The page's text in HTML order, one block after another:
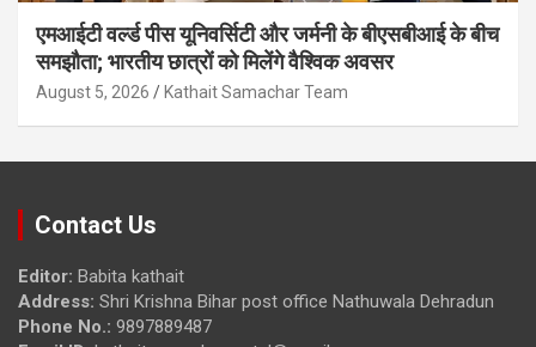
एमआईटी वर्ल्ड पीस यूनिवर्सिटी और जर्मनी के बीएसबीआई के बीच
समझौता; भारतीय छात्रों को मिलेंगे वैश्विक अवसर
August 5, 2026 Kathait Samachar Team
Contact Us
Editor: Babita kathait
Address: Shri Krishna Bihar post office Nathuwala Dehradun
Phone No.: 9897889487